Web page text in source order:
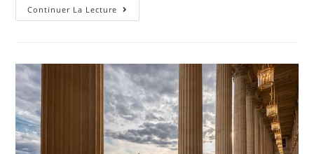
Continuer La Lecture Article
Tout
Ukraine:
Macron,
Draghi
Et
Scholz
Sont
Arrivés
À
Kiev